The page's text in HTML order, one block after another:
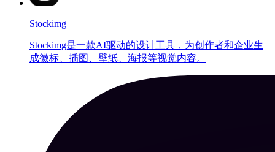
Stockimg
Stockimg是一款AI驱动的设计工具，为创作者和企业生
成徽标、插图、壁纸、海报等视觉内容。